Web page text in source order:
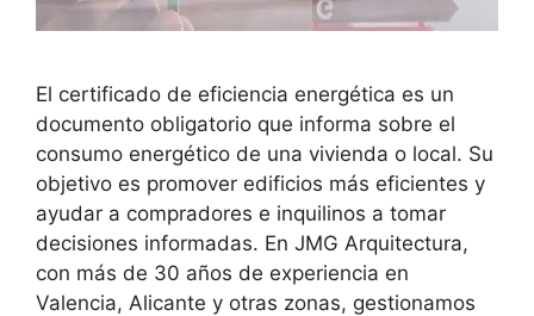
El certificado de eficiencia energética es un
documento obligatorio que informa sobre el
consumo energético de una vivienda o local. Su
objetivo es promover edificios más eficientes y
ayudar a compradores e inquilinos a tomar
decisiones informadas. En JMG Arquitectura,
con más de 30 años de experiencia en
Valencia, Alicante y otras zonas, gestionamos